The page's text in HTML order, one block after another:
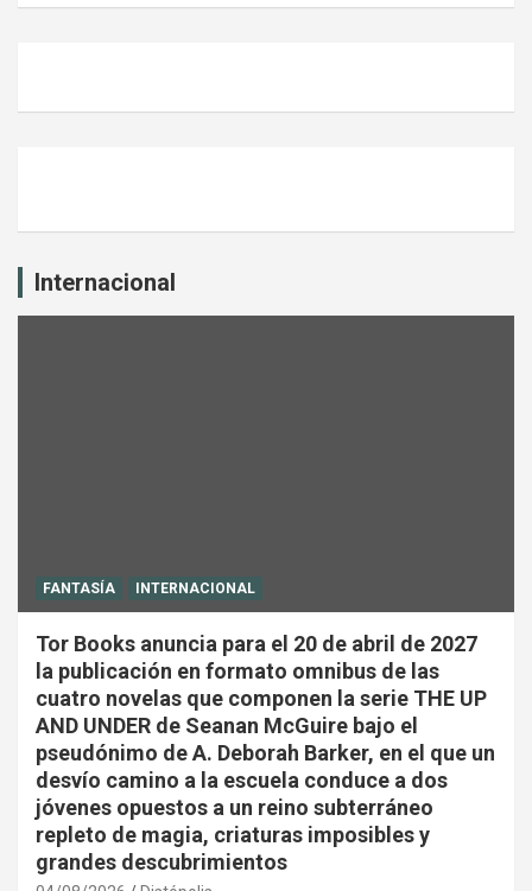
Internacional
FANTASÍA INTERNACIONAL
Tor Books anuncia para el 20 de abril de 2027
la publicación en formato omnibus de las
cuatro novelas que componen la serie THE UP
AND UNDER de Seanan McGuire bajo el
pseudónimo de A. Deborah Barker, en el que un
desvío camino a la escuela conduce a dos
jóvenes opuestos a un reino subterráneo
repleto de magia, criaturas imposibles y
grandes descubrimientos